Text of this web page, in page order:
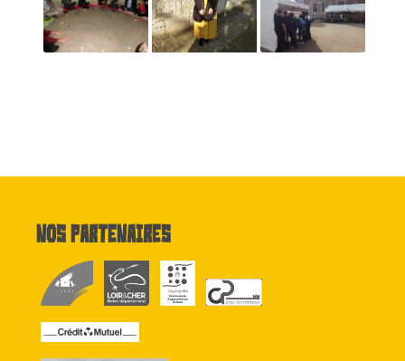
Nos partenaires